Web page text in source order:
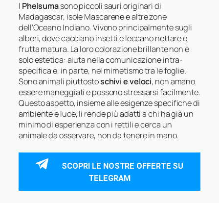
I Phelsumasono piccoli sauri originari di
Madagascar, isole Mascarene e altre zone
dell’Oceano Indiano. Vivono principalmente sugli
alberi, dove cacciano insetti e leccano nettare e
frutta matura. La loro colorazione brillante non è
solo estetica: aiuta nella comunicazione intra-
specifica e, in parte, nel mimetismo tra le foglie.
Sono animali piuttostoschivi e veloci, non amano
essere maneggiati e possono stressarsi facilmente.
Questo aspetto, insieme alle esigenze specifiche di
ambiente e luce, li rende più adatti a chi ha già un
minimo di esperienza con i rettili e cerca un
animale da osservare, non da tenere in mano.
SCOPRI LE NOSTRE OFFERTE SU
TELEGRAM